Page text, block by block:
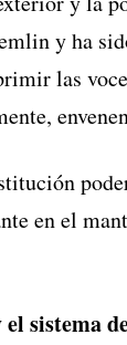
y ha
las
en el
sistema